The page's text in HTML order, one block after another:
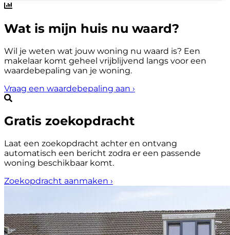
Wat is mijn huis nu waard?
Wil je weten wat jouw woning nu waard is? Een
makelaar komt geheel vrijblijvend langs voor een
waardebepaling van je woning.
Vraag een waardebepaling aan ›
Gratis zoekopdracht
Laat een zoekopdracht achter en ontvang
automatisch een bericht zodra er een passende
woning beschikbaar komt.
Zoekopdracht aanmaken ›